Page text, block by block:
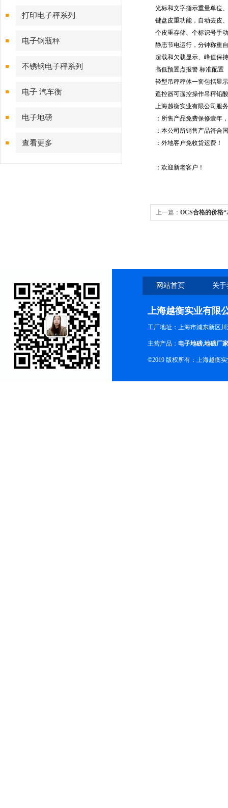
打印电子秤系列
电子钢瓶秤
不锈钢电子秤系列
电子 汽车衡
电子地磅
查看更多
光标和文字指示重量单位
键盘皮重功能，自动去皮
个皮重存储、 个标识号手
静态节电运行， 分钟称重
超载和欠载显示、峰值保持
高低预置点报警 标准配置
轻型吊秤秤体一套包括显
遥控器可遥控操作吊秤铅
上海越衡实业有限公司服
：所售产品免费保修壹年
：本公司所销售产品符合
：外地客户免收货运费！
：欢迎新老客户！
上一篇： OCS合格的价格
网站首页 关
上海越衡实业有限
工厂地址：上海市浦东新区川
主营产品： 电子地磅,地磅厂家
©2019 版权所有：上海越衡